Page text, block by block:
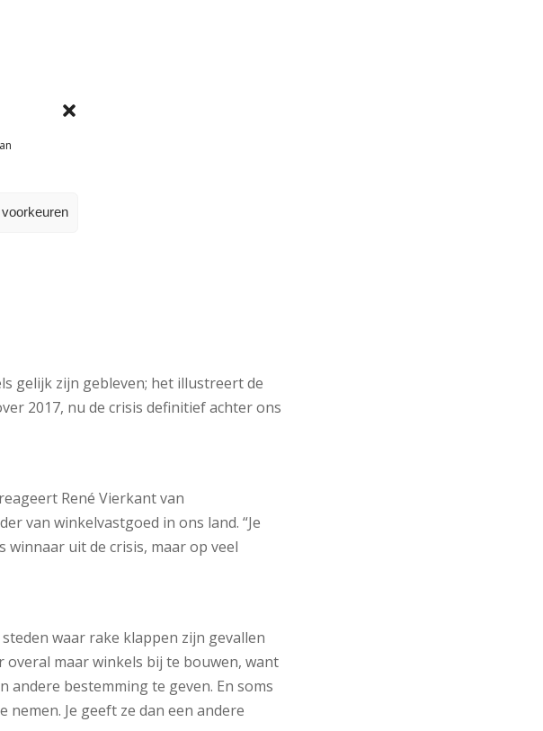
gelijk zijn gebleven; het illustreert de
2017, nu de crisis definitief achter ons
René Vierkant van
van winkelvastgoed in ons land. “Je
winnaar uit de crisis, maar op veel
waar rake klappen zijn gevallen
overal maar winkels bij te bouwen, want
andere bestemming te geven. En soms
Je geeft ze dan een andere